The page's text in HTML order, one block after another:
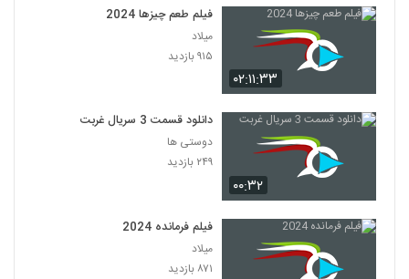
۰۲:۱۱:۳۳
فیلم طعم چیزها 2024
میلاد
۹۱۵ بازدید
۰۰:۳۲
دانلود قسمت 3 سریال غربت
دوستی ها
۲۴۹ بازدید
فیلم فرمانده 2024
میلاد
۸۷۱ بازدید